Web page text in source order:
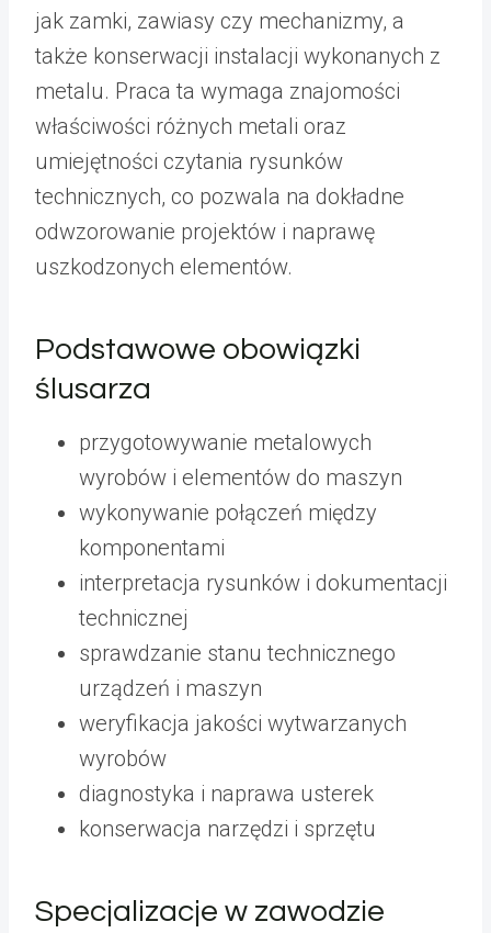
jak zamki, zawiasy czy mechanizmy, a
także konserwacji instalacji wykonanych z
metalu. Praca ta wymaga znajomości
właściwości różnych metali oraz
umiejętności czytania rysunków
technicznych, co pozwala na dokładne
odwzorowanie projektów i naprawę
uszkodzonych elementów.
Podstawowe obowiązki
ślusarza
przygotowywanie metalowych
wyrobów i elementów do maszyn
wykonywanie połączeń między
komponentami
interpretacja rysunków i dokumentacji
technicznej
sprawdzanie stanu technicznego
urządzeń i maszyn
weryfikacja jakości wytwarzanych
wyrobów
diagnostyka i naprawa usterek
konserwacja narzędzi i sprzętu
Specjalizacje w zawodzie